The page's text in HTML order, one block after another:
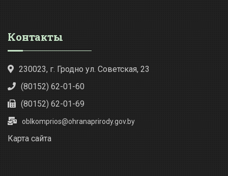
Контакты
230023, г. Гродно ул. Советская, 23
(80152) 62-01-60
(80152) 62-01-69
oblkomprios@ohranaprirody.gov.by
Карта сайта